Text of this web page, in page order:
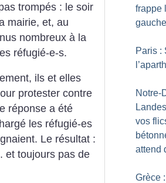
trompés : le soir
mairie, et, au
nombreux à la
réfugié-e-s.
ils et elles
protester contre
réponse a été
les réfugié-es
Le résultat :
et toujours pas de
frappe
gauche
Paris :
Notre-
vos
attend
Grèce